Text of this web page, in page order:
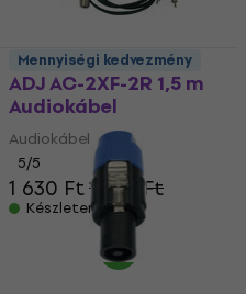
ADJ AC-2XF-2R 1,5 m
Audiokábel
Audiokábel
5/5
1 630 Ft1 730 Ft
Készleten
Mennyiségi kedvezmény